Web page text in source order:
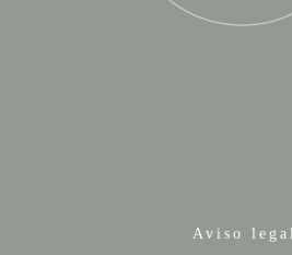
Aviso legal